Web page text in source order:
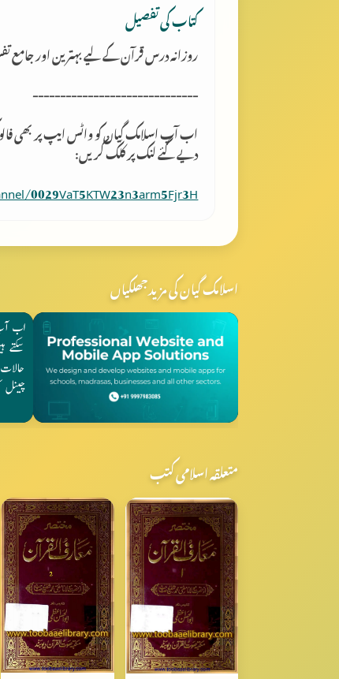
کتاب کی تفصیل
روزانہ درس قرآن کے لیے بہترین اور جامع
------------------------------
اب آپ اسلامک گِیان کو واٹس ایپ پر بھی
دیے گئے لنک پر کلک کریں:
0029VaT5KTW23n3arm5Fjr3H
اسلامک گیان کی مزید جھلکیاں
متعلقہ اسلامی کتب